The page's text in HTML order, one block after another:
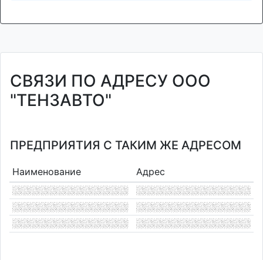
СВЯЗИ ПО АДРЕСУ ООО
"ТЕНЗАВТО"
ПРЕДПРИЯТИЯ С ТАКИМ ЖЕ АДРЕСОМ
Наименование Адрес